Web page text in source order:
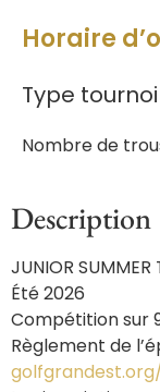
Horaire
Type
Nombre de
Description
JUNIOR SUMMER
Été 2026
Compétition sur 9
Règlement de
golfgrandest.org/